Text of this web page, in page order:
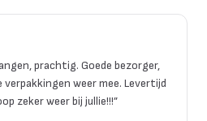
prachtig. Goede bezorger,
weer mee. Levertijd
zeker weer bij jullie!!!”